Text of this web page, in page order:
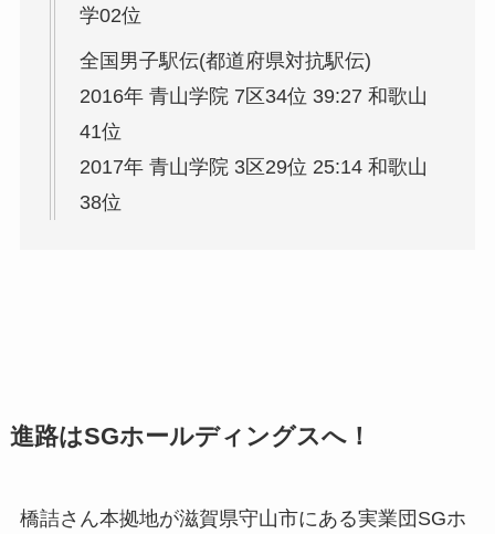
学02位
全国男子駅伝(都道府県対抗駅伝)
2016年 青山学院 7区34位 39:27 和歌山
41位
2017年 青山学院 3区29位 25:14 和歌山
38位
進路はSGホールディングスへ！
橋詰さん本拠地が滋賀県守山市にある実業団SGホ